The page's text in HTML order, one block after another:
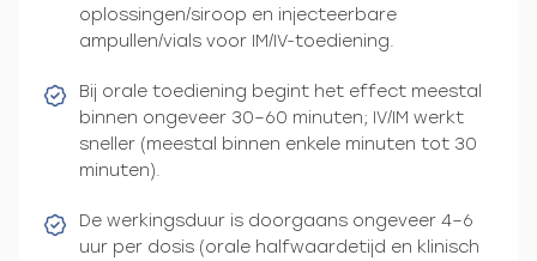
oplossingen/siroop en injecteerbare
ampullen/vials voor IM/IV-toediening.
Bij orale toediening begint het effect meestal
binnen ongeveer 30–60 minuten; IV/IM werkt
sneller (meestal binnen enkele minuten tot 30
minuten).
De werkingsduur is doorgaans ongeveer 4–6
uur per dosis (orale halfwaardetijd en klinisch